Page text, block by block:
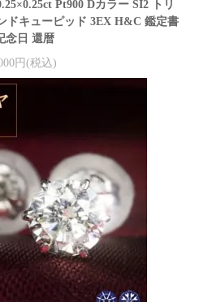
Pt900 Dカラー SI2 トリ
ドキューピッド 3EX H&C 鑑定書
念日 還暦
円(税込)